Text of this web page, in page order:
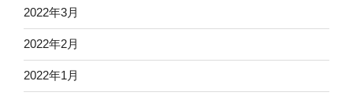
2022年3月
2022年2月
2022年1月